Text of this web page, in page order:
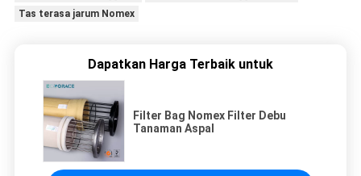
Tas terasa jarum Nomex
Dapatkan Harga Terbaik untuk
Filter Bag Nomex Filter Debu
Tanaman Aspal